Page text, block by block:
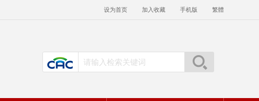
设为首页 加入收藏 手机版 繁體